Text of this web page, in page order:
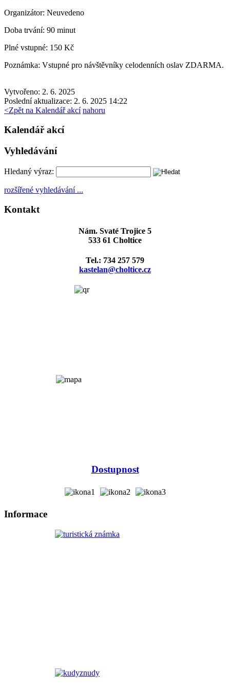
Organizátor: Neuvedeno
Doba trvání: 90 minut
Plné vstupné: 150 Kč
Poznámka: Vstupné pro návštěvníky celodenních oslav ZDARMA.
Vytvořeno: 2. 6. 2025
Poslední aktualizace: 2. 6. 2025 14:22
<Zpět na Kalendář akcí nahoru
Kalendář akcí
Vyhledávání
Hledaný výraz:
rozšířené vyhledávání ...
Kontakt
Nám. Svaté Trojice 5
533 61 Choltice
Tel.: 734 257 579
kastelan@choltice.cz
Dostupnost
Informace